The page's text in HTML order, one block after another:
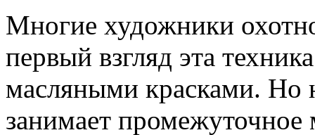
Многие художники
первый взгляд эта
масляными красками. Но
занимает